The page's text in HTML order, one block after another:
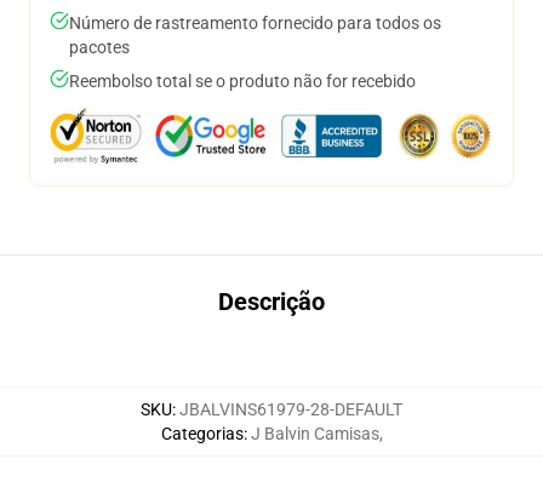
Número de rastreamento fornecido para todos os
pacotes
Reembolso total se o produto não for recebido
Descrição
SKU:JBALVINS61979-28-DEFAULT
Categorias:J Balvin Camisas,